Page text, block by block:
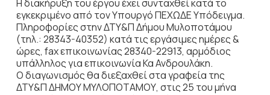
Η διακήρυξη του έργου έχει συνταχθεί κατά το
εγκεκριμένο από τον Yπουργό ΠΕΧΩΔΕ Υπόδειγμα.
Πληροφορίες στην ΔΤΥ&Π Δήμου Μυλοποτάμου
(τηλ.: 28343-40352) κατά τις εργάσιμες ημέρες &
ώρες, fax επικοινωνίας 28340-22913, αρμόδιος
υπάλληλος για επικοινωνία Κα Ανδρουλάκη.
Ο διαγωνισμός θα διεξαχθεί στα γραφεία της
ΔΤΥ&Π ΔΗΜΟΥ ΜΥΛΟΠΟΤΑΜΟΥ, στις 25 του μήνα